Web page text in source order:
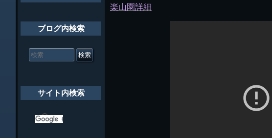
楽山園詳細
ブログ内検索
索
サイト内検索